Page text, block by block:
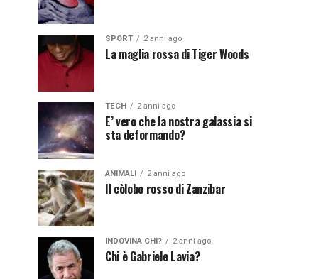
SPORT 2 anni ago
La maglia rossa di Tiger Woods
TECH 2 anni ago
E’ vero che la nostra galassia si
sta deformando?
ANIMALI 2 anni ago
Il còlobo rosso di Zanzibar
INDOVINA CHI? 2 anni ago
Chi è Gabriele Lavia?